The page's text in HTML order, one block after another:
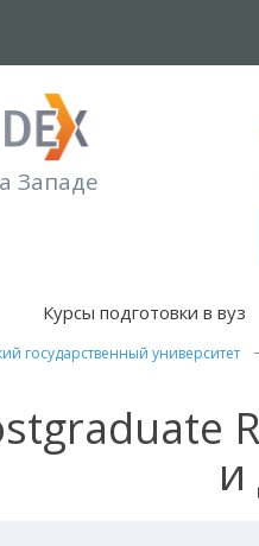
Западе
Курсы подготовки в вуз
государственный университет
и